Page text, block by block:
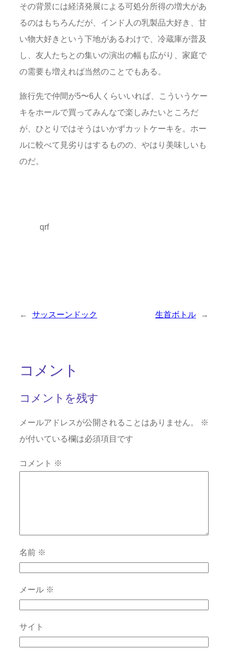
その背景には経済発展による可処分所得の増大があ
るのはもちろんだが、インド人の乳製品大好き、甘
い物大好きという下地があるわけで、冷蔵庫が普及
し、友人たちとの集いの演出の幅も広がり、家庭で
の需要も増えれば当然のことでもある。
旅行先で仲間が5〜6人くらいいれば、こういうケー
キをホールで買ってみんなで楽しみたいところだ
が、ひとりではそうはいかずカットケーキを。ホー
ルに較べて見劣りはするものの、やはり美味しいも
のだ。
qrf
← サッスーンドック 生首ボトル →
コメント
コメントを残す
メールアドレスが公開されることはありません。
※
が付いている欄は必須項目です
コメント ※
名前 ※
メール ※
サイト